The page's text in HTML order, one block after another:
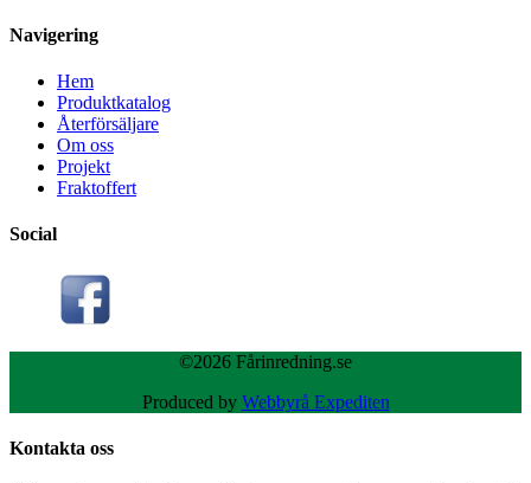
Navigering
Hem
Produktkatalog
Återförsäljare
Om oss
Projekt
Fraktoffert
Social
©2026 Fårinredning.se
Produced by Webbyrå Expediten
Kontakta oss